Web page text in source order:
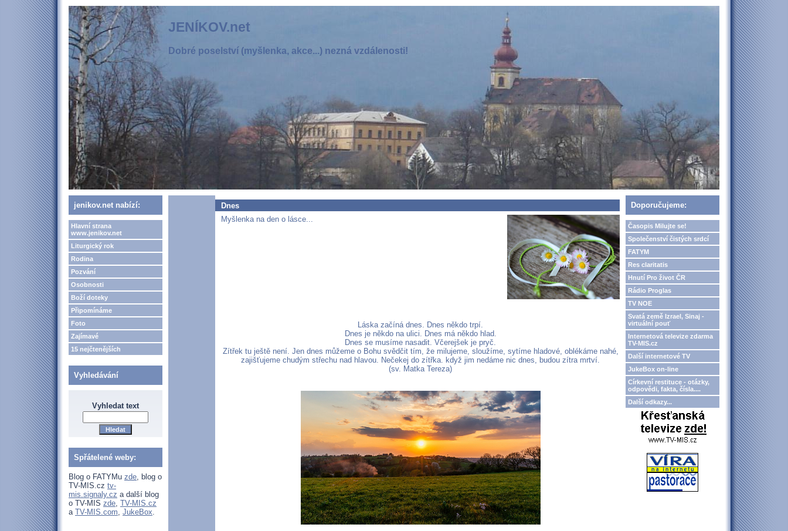
JENÍKOV.net
Dobré poselství (myšlenka, akce...) nezná vzdálenosti!
jenikov.net nabízí:
Hlavní strana
www.jenikov.net
Liturgický rok
Rodina
Pozvání
Osobnosti
Boží doteky
Připomínáme
Foto
Zajímavé
15 nejčtenějších
Vyhledávání
Vyhledat text
Spřátelené weby:
Blog o FATYMu zde, blog o
TV-MIS.cz tv-
mis.signaly.cz a další blog
o TV-MIS zde, TV-MIS.cz
a TV-MIS.com, JukeBox.
Dnes
Myšlenka na den o lásce...
Láska začíná dnes. Dnes někdo trpí.
Dnes je někdo na ulici. Dnes má někdo hlad.
Dnes se musíme nasadit. Včerejšek je pryč.
Zítřek tu ještě není. Jen dnes můžeme o Bohu svědčit tím, že milujeme, sloužíme, sytíme hladové, oblékáme nahé,
zajišťujeme chudým střechu nad hlavou. Nečekej do zítřka. když jim nedáme nic dnes, budou zítra mrtví.
(sv. Matka Tereza)
Doporučujeme:
Časopis Milujte se!
Společenství čistých srdcí
FATYM
Res claritatis
Hnutí Pro život ČR
Rádio Proglas
TV NOE
Svatá země Izrael, Sinaj -
virtuální pouť
Internetová televize zdarma
TV-MIS.cz
Další internetové TV
JukeBox on-line
Církevní restituce - otázky,
odpovědi, fakta, čísla....
Další odkazy...